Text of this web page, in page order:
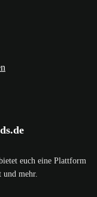
euch eine Plattform
mehr.